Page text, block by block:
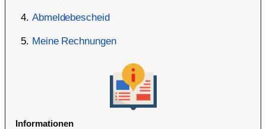
Abmeldebescheid
Meine Rechnungen
Informationen